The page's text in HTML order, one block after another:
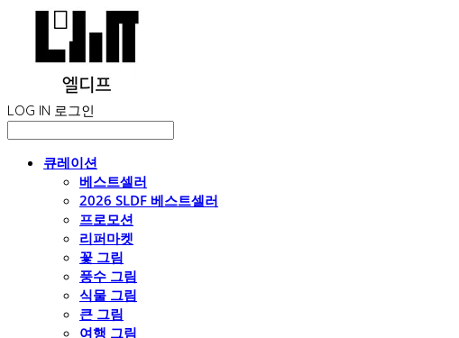
LOG IN 로그인
큐레이션
베스트셀러
2026 SLDF 베스트셀러
프로모션
리퍼마켓
꽃 그림
풍수 그림
식물 그림
큰 그림
여행 그림